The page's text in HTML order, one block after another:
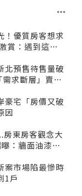
！優質房客想求
賞：遇到這種
北預售待售量破
求斷層」賣壓
豪宅「房價又破
因
東房客觀念大
：牆面油漆、
案市場陷最慘時
1戶